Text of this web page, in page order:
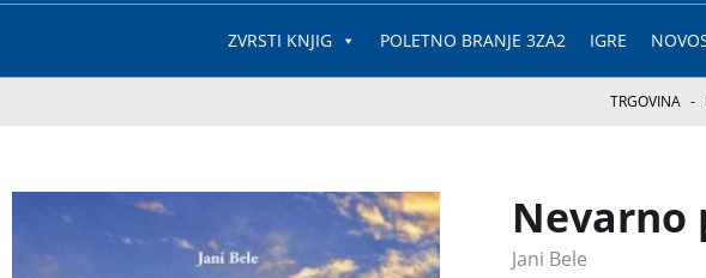
ZVRSTI KNJIG POLETNO BRANJE 3ZA2 IGRE
TRGOVINA -
Nevarno
Jani Bele